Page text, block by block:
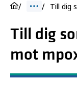
Till dig
mot